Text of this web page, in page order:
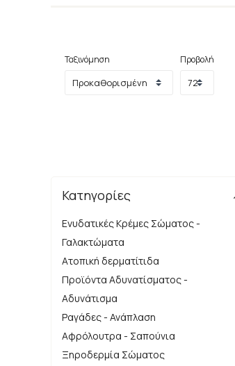
Ταξινόμηση Προβολή
Κατηγορίες
Ενυδατικές Κρέμες Σώματος -
Γαλακτώματα
Ατοπική δερματίτιδα
Προϊόντα Αδυνατίσματος -
Αδυνάτισμα
Ραγάδες - Ανάπλαση
Αφρόλουτρα - Σαπούνια
Ξηροδερμία Σώματος